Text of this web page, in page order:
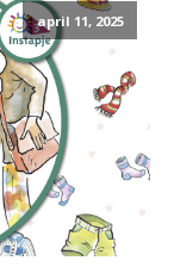
april 11, 2025